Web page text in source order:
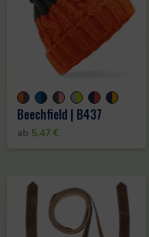
Beechfield | B437
ab 5,47 €